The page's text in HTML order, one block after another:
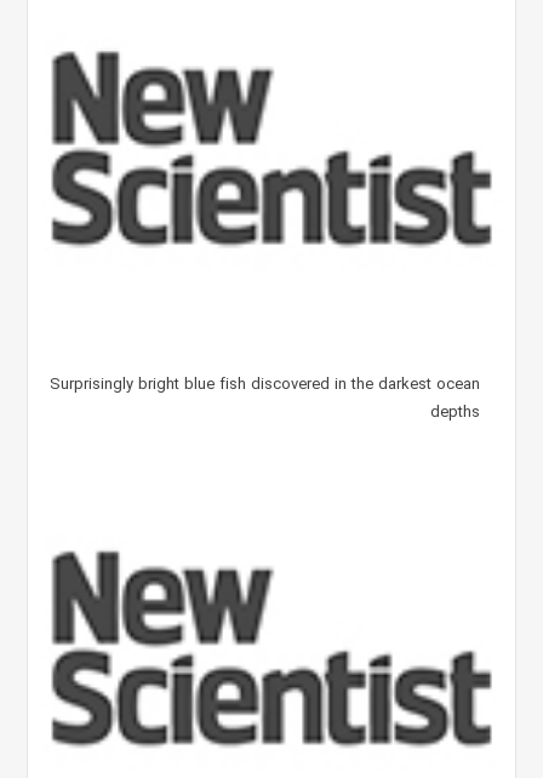
Surprisingly bright blue fish discovered in the darkest ocean
depths